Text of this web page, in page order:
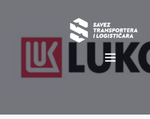
O NAMA